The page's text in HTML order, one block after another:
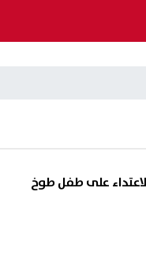
على طفل طوخ